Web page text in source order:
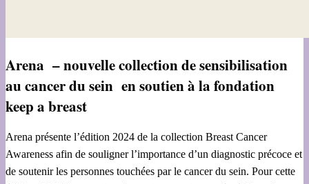
Arena – nouvelle collection de sensibilisation
au cancer du sein en soutien à la fondation
keep a breast
Arena présente l’édition 2024 de la collection Breast Cancer
Awareness afin de souligner l’importance d’un diagnostic précoce et
de soutenir les personnes touchées par le cancer du sein. Pour cette